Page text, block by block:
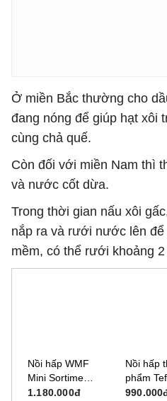
Ở miền Bắc thường cho
đang nóng để giúp hạt xôi
cùng chả quế.
Còn đối với miền Nam thì
và nước cốt dừa.
Trong thời gian nấu xôi
nắp ra và rưới nước lên
mềm, có thể rưới khoảng 2
Nồi hấp WMF
Mini Sortiment
16cm
1.180.000đ
Nồi hấp
phẩm